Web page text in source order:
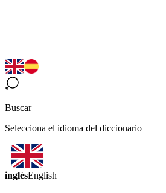
Buscar
Selecciona el idioma del diccionario
inglésEnglish